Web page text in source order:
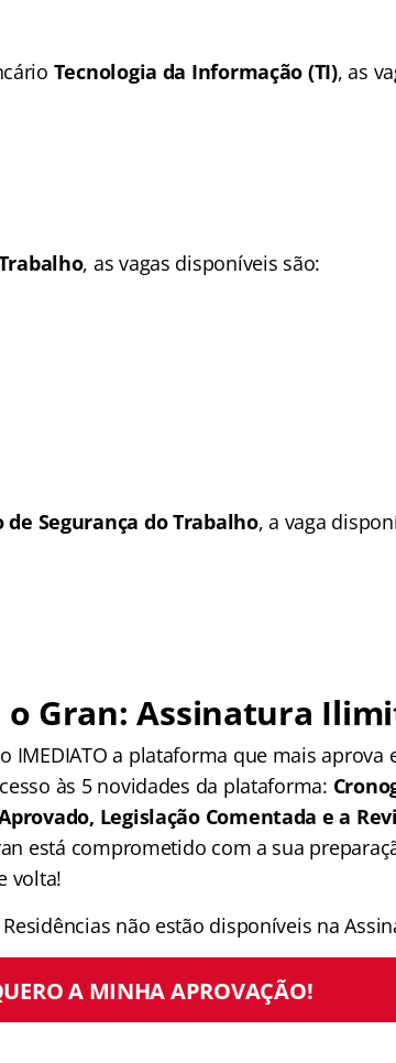
Tecnologia da Informação (TI), as
, as vagas disponíveis são:
de Segurança do Trabalho, a vaga
o Gran: Assinatura
IMEDIATO a plataforma que mais aprova
às 5 novidades da plataforma:
Legislação Comentada e a
está comprometido com a sua
volta!
Residências não estão disponíveis na
A MINHA APROVAÇÃO!